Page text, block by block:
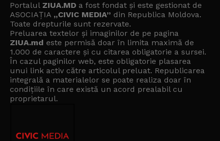
Portalul ZIUA.MD a fost fondat și este gestionat de
ASOCIAȚIA „CIVIC MEDIA” din Republica Moldova.
Toate drepturile sunt rezervate.
Preluarea textelor și imaginilor de pe pagina
ZIUA.md este permisă doar în limita maximă de
1.000 de caractere și cu citarea obligatorie a sursei.
În cazul paginilor web, este obligatorie plasarea
unui link activ către articolul preluat. Republicarea
integrală a materialelor se poate realiza doar în
condițiile în care există un acord prealabil cu
proprietarul.